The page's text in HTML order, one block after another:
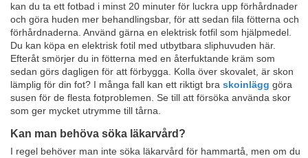
kan du ta ett fotbad i minst 20 minuter för luckra upp förhårdnader
och göra huden mer behandlingsbar, för att sedan fila fötterna och
förhårdnaderna. Använd gärna en elektrisk fotfil som hjälpmedel.
Du kan köpa en elektrisk fotil med utbytbara sliphuvuden här.
Efteråt smörjer du in fötterna med en återfuktande kräm som
sedan görs dagligen för att förbygga. Kolla över skovalet, är skon
lämplig för din fot? I många fall kan ett riktigt bra skoinlägg göra
susen för de flesta fotproblemen. Se till att försöka använda skor
som ger mycket utrymme till tårna.
Kan man behöva söka läkarvård?
I regel behöver man inte söka läkarvård för hammartå, men om du